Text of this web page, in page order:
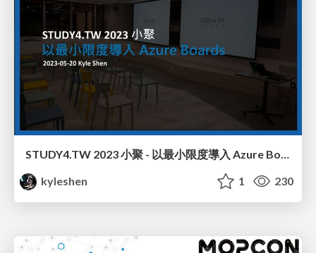
STUDY4.TW 2023 小聚 - 以最小限度導入 Azure Boards
kyleshen
1 230